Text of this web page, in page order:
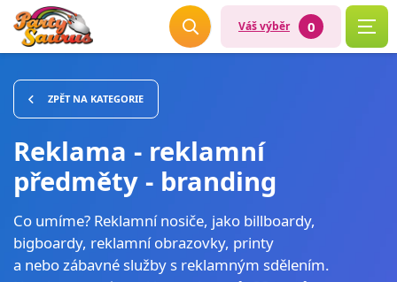
Váš výběr 0
ZPĚT NA KATEGORIE
Reklama - reklamní
předměty - branding
Co umíme? Reklamní nosiče, jako billboardy,
bigboardy, reklamní obrazovky, printy
a nebo zábavné služby s reklamným sdělením.